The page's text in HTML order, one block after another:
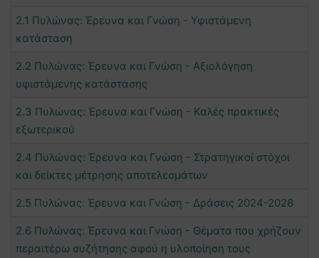
2.1 Πυλώνας: Έρευνα και Γνώση - Υφιστάμενη
κατάσταση
2.2 Πυλώνας: Έρευνα και Γνώση - Αξιολόγηση
υφιστάμενης κατάστασης
2.3 Πυλώνας: Έρευνα και Γνώση - Καλές πρακτικές
εξωτερικού
2.4 Πυλώνας: Έρευνα και Γνώση - Στρατηγικοί στόχοι
και δείκτες μέτρησης αποτελεσμάτων
2.5 Πυλώνας: Έρευνα και Γνώση - Δράσεις 2024-2028
2.6 Πυλώνας: Έρευνα και Γνώση - Θέματα που χρήζουν
περαιτέρω συζήτησης αφού η υλοποίηση τους